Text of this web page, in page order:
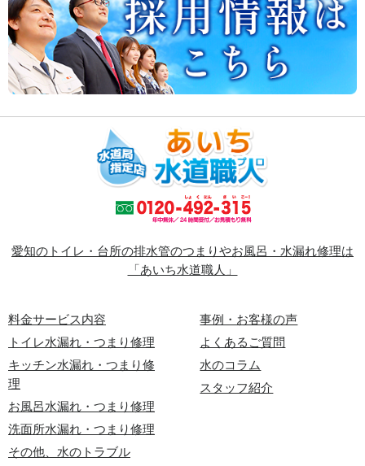
愛知のトイレ・台所の排水管のつまりやお風呂・水漏れ修理は
「あいち水道職人」
料金サービス内容
トイレ水漏れ・つまり修理
キッチン水漏れ・つまり修
理
お風呂水漏れ・つまり修理
洗面所水漏れ・つまり修理
その他、水のトラブル
事例・お客様の声
よくあるご質問
水のコラム
スタッフ紹介